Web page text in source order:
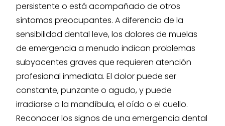
persistente o está acompañado de otros
síntomas preocupantes. A diferencia de la
sensibilidad dental leve, los dolores de muelas
de emergencia a menudo indican problemas
subyacentes graves que requieren atención
profesional inmediata. El dolor puede ser
constante, punzante o agudo, y puede
irradiarse a la mandíbula, el oído o el cuello.
Reconocer los signos de una emergencia dental